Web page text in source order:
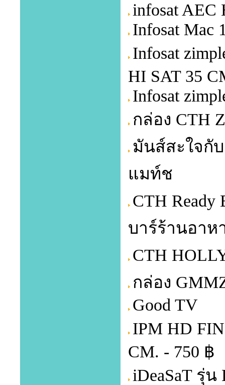
infosat AEC
Infosat Mac
Infosat
HI SAT 35
Infosat
กล่อง CTH
มันส์สะใจกั
แมท์ช
CTH
บาร์ร้านอาห
CTH
กล่อง
Good TV
IPM HD
CM. - 750 ฿
iDeaSaT รุ่น